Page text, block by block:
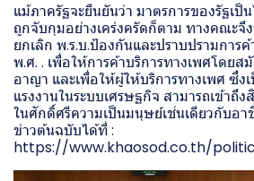
แม้ภาครัฐจะยืนยันว่า มาตรการของรัฐเ
ถูกจับกุมอย่างเคร่งครัดก็ตาม ทางคณะจึ
ยกเลิก พ.ร.บ.ป้องกันและปราบปรามการ
พ.ศ. . เพื่อให้การค้าบริการทางเพศโดยส
อาญา และเพื่อให้ผู้ให้บริการทางเพศ ซึ่ง
แรงงานในระบบเศรษฐกิจ สามารถเข้าถึ
ในศักดิ์ศรีความเป็นมนุษย์เช่นเดียวกับอา
ข่าวต้นฉบับได้ที่ :
https://www.khaosod.co.th/